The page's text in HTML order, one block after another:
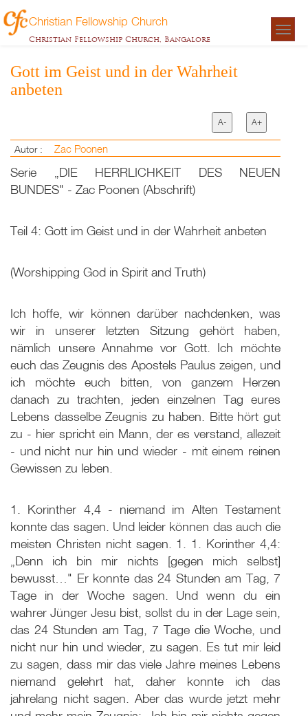
Christian Fellowship Church
Christian Fellowship Church, Bangalore
Gott im Geist und in der Wahrheit
anbeten
A- A+
Autor : Zac Poonen
Serie „DIE HERRLICHKEIT DES NEUEN
BUNDES" - Zac Poonen (Abschrift)
Teil 4: Gott im Geist und in der Wahrheit anbeten
(Worshipping God in Spirit and Truth)
Ich hoffe, wir können darüber nachdenken, was
wir in unserer letzten Sitzung gehört haben,
nämlich unsere Annahme vor Gott. Ich möchte
euch das Zeugnis des Apostels Paulus zeigen, und
ich möchte euch bitten, von ganzem Herzen
danach zu trachten, jeden einzelnen Tag eures
Lebens dasselbe Zeugnis zu haben. Bitte hört gut
zu - hier spricht ein Mann, der es verstand, allezeit
- und nicht nur hin und wieder - mit einem reinen
Gewissen zu leben.
1. Korinther 4,4 - niemand im Alten Testament
konnte das sagen. Und leider können das auch die
meisten Christen nicht sagen. 1. 1. Korinther 4,4:
„Denn ich bin mir nichts [gegen mich selbst]
bewusst…" Er konnte das 24 Stunden am Tag, 7
Tage in der Woche sagen. Und wenn du ein
wahrer Jünger Jesu bist, sollst du in der Lage sein,
das 24 Stunden am Tag, 7 Tage die Woche, und
nicht nur hin und wieder, zu sagen. Es tut mir leid
zu sagen, dass mir das viele Jahre meines Lebens
niemand gelehrt hat, daher konnte ich das
jahrelang nicht sagen. Aber das wurde jetzt mehr